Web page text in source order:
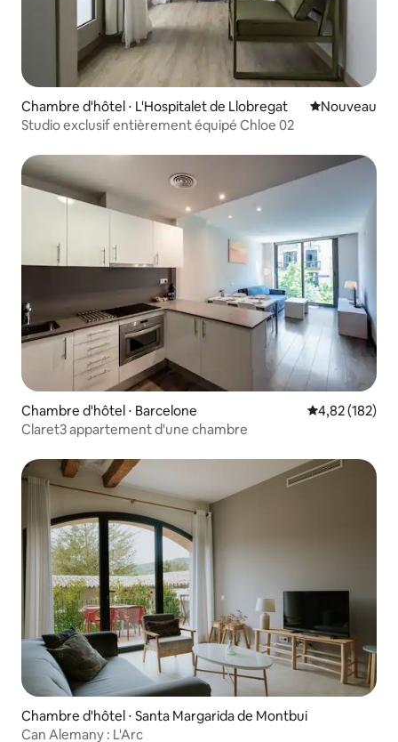
Chambre d'hôtel ⋅ L'Hospitalet de Llobregat Nouvel
Nouveau
Studio exclusif entièrement équipé Chloe 02
Chambre d'hôtel ⋅ Barcelone Évaluation
4,82 (182)
Claret3 appartement d'une chambre
Chambre d'hôtel ⋅ Santa Margarida de Montbui
Can Alemany : L'Arc